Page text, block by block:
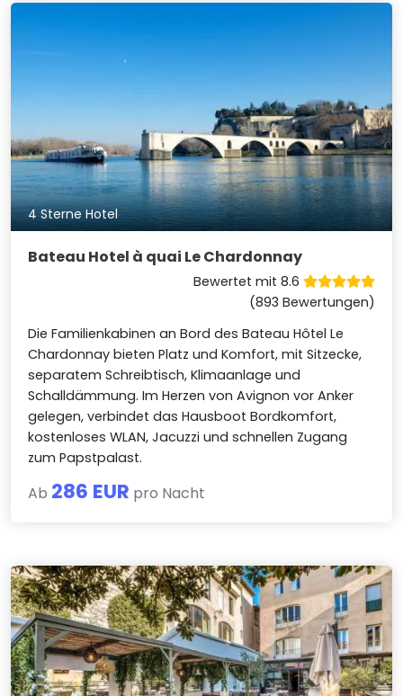
4 Sterne Hotel
Bateau Hotel à quai Le Chardonnay
Bewertet mit 8.6
(893 Bewertungen)
Die Familienkabinen an Bord des Bateau Hôtel Le
Chardonnay bieten Platz und Komfort, mit Sitzecke,
separatem Schreibtisch, Klimaanlage und
Schalldämmung. Im Herzen von Avignon vor Anker
gelegen, verbindet das Hausboot Bordkomfort,
kostenloses WLAN, Jacuzzi und schnellen Zugang
zum Papstpalast.
Ab 286 EUR pro Nacht